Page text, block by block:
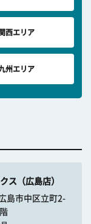
関西エリア
州エリア
ス（広島店）
島市中区立町2-